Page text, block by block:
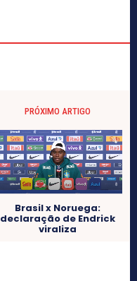
PRÓXIMO ARTIGO
Brasil x Noruega:
declaração de Endrick
viraliza